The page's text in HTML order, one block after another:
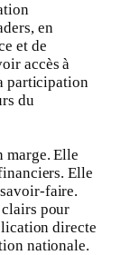
en
et de
accès à
participation
du
marge. Elle
Elle
faire.
clairs pour
directe
nationale.